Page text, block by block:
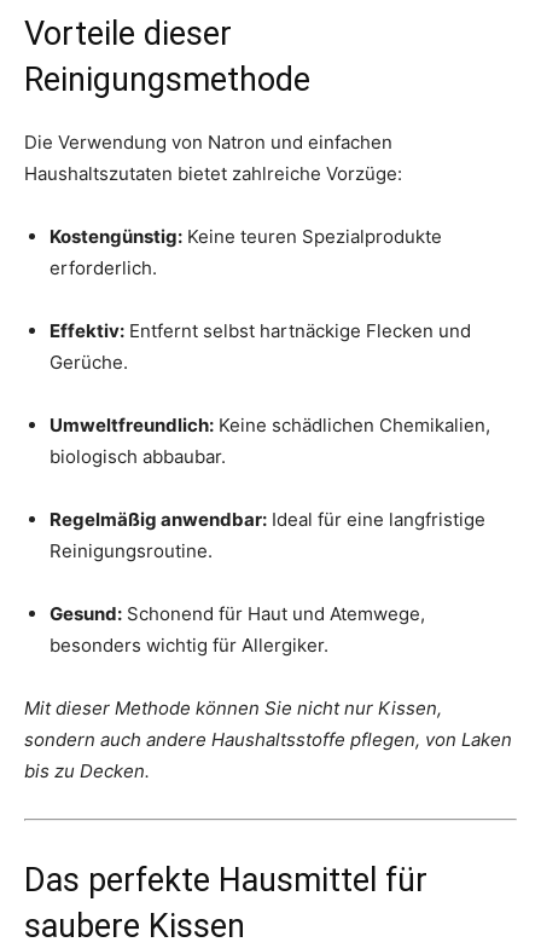
Vorteile dieser
Reinigungsmethode
Die Verwendung von Natron und einfachen
Haushaltszutaten bietet zahlreiche Vorzüge:
Kostengünstig: Keine teuren Spezialprodukte
erforderlich.
Effektiv: Entfernt selbst hartnäckige Flecken und
Gerüche.
Umweltfreundlich: Keine schädlichen Chemikalien,
biologisch abbaubar.
Regelmäßig anwendbar: Ideal für eine langfristige
Reinigungsroutine.
Gesund: Schonend für Haut und Atemwege,
besonders wichtig für Allergiker.
Mit dieser Methode können Sie nicht nur Kissen,
sondern auch andere Haushaltsstoffe pflegen, von Laken
bis zu Decken.
Das perfekte Hausmittel für
saubere Kissen